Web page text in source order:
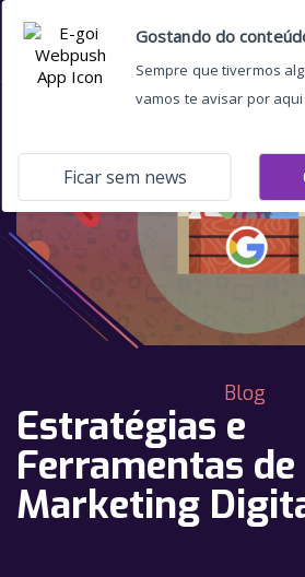
Blog
Estratégias e
Ferramentas de
Marketing